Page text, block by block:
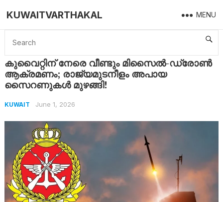
KUWAITVARTHAKAL MENU
Home Kuwait കുവൈറ്റിന് നേരെ വീണ്ടും മിസൈൽ-ഡ്രോൺ ആക്രമണം; രാജ്യമുടനീളം അപായ സൈറണുകൾ മുഴങ്ങി!
കുവൈറ്റിന് നേരെ വീണ്ടും മിസൈൽ-ഡ്രോൺ
ആക്രമണം; രാജ്യമുടനീളം അപായ
സൈറണുകൾ മുഴങ്ങി!
KUWAIT June 1, 2026